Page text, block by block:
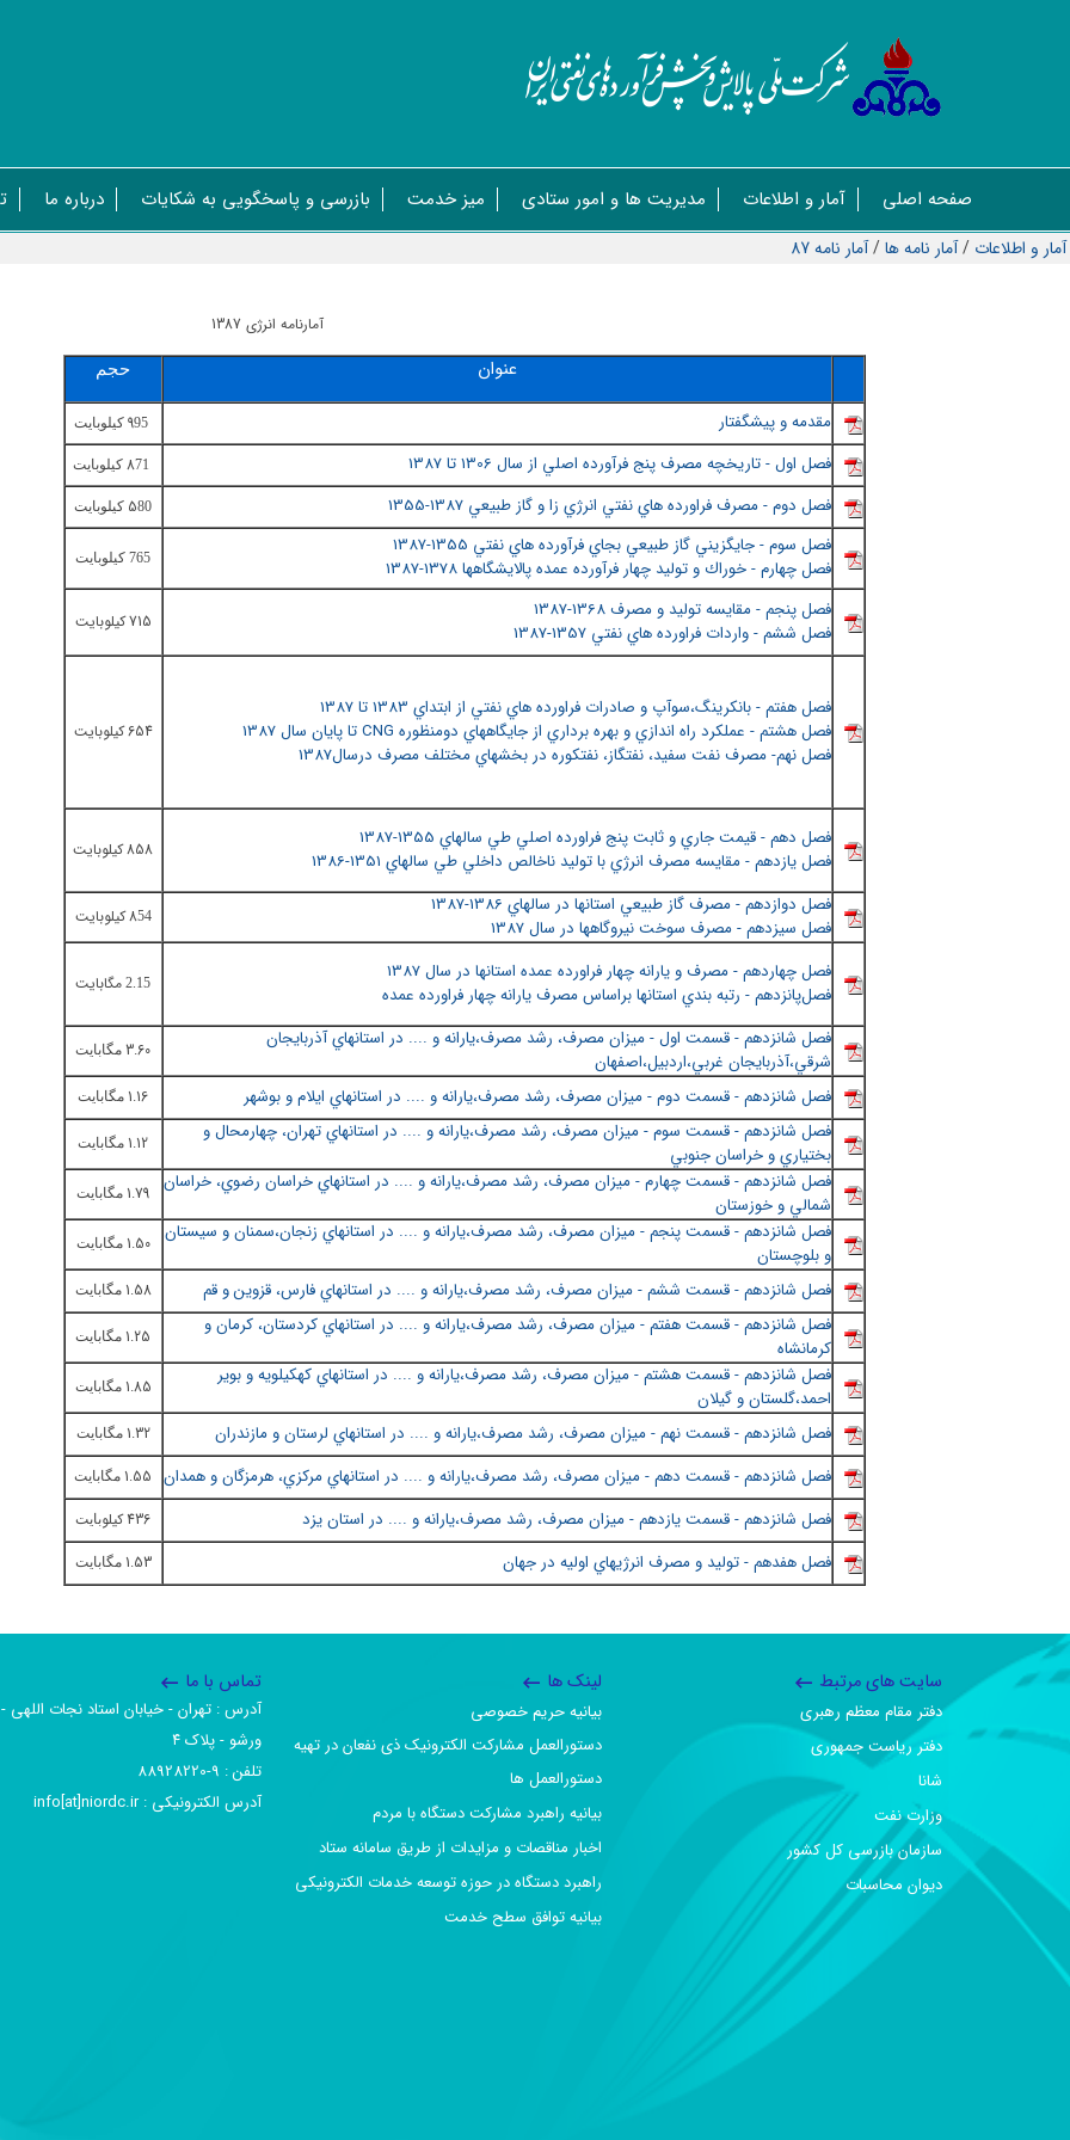
صفحه اصلی آمار و اطلاعات مدیریت ها و امور ستادی میز خدمت بازرسی و پاسخگویی به شکایات درباره ما
آمار و اطلاعات /آمار نامه ها/آمار نامه 87
آمارنامه انرژی 1387
عنوان حجم
مقدمه و پيشگفتار 995 کيلوبايت
فصل اول - تاريخچه مصرف پنج فرآورده اصلي از سال 1306 تا 1387 871 کيلوبايت
فصل دوم - مصرف فراورده هاي نفتي انرژي زا و گاز طبيعي 1387-1355 580 کيلوبايت
فصل سوم - جايگزيني گاز طبيعي بجاي فرآورده هاي نفتي 1355-1387
فصل چهارم - خوراك و توليد چهار فرآورده عمده پالايشگاهها 1378-1387
765 کيلوبايت
فصل پنجم - مقايسه توليد و مصرف 1368-1387
فصل ششم - واردات فراورده هاي نفتي 1357-1387
715کیلوبایت
فصل هفتم - بانكرينگ،سوآپ و صادرات فراورده هاي نفتي از ابتداي 1383 تا 1387
فصل هشتم - عملكرد راه اندازي و بهره برداري از جايگاههاي دومنظوره CNG تا پايان سال 1387
فصل نهم- مصرف نفت سفيد، نفتگاز، نفتكوره در بخشهاي مختلف مصرف درسال1387
654کیلوبایت
فصل دهم - قيمت جاري و ثابت پنج فراورده اصلي طي سالهاي 1355-1387
فصل يازدهم - مقايسه مصرف انرژي با توليد ناخالص داخلي طي سالهاي 1351-1386
858کیلوبایت
فصل دوازدهم - مصرف گاز طبيعي استانها در سالهاي 1386-1387
فصل سيزدهم - مصرف سوخت نيروگاهها در سال 1387
854 کیلوبایت
فصل چهاردهم - مصرف و يارانه چهار فراورده عمده استانها در سال 1387
فصل‌پانزدهم - رتبه بندي استانها براساس مصرف يارانه چهار فراورده عمده
2.15 مگابایت
فصل شانزدهم - قسمت اول - ميزان مصرف، رشد مصرف،يارانه و .... در استانهاي آذربايجان
شرقي،آذربايجان غربي،اردبيل،اصفهان
3.60 مگابایت
فصل شانزدهم - قسمت دوم - ميزان مصرف، رشد مصرف،يارانه و .... در استانهاي ايلام و بوشهر 1.16 مگابایت
فصل شانزدهم - قسمت سوم - ميزان مصرف، رشد مصرف،يارانه و .... در استانهاي تهران، چهارمحال و
بختياري و خراسان جنوبي
1.12 مگابایت
فصل شانزدهم - قسمت چهارم - ميزان مصرف، رشد مصرف،يارانه و .... در استانهاي خراسان رضوي، خراسان
شمالي و خوزستان
1.79 مگابایت
فصل شانزدهم - قسمت پنجم - ميزان مصرف، رشد مصرف،يارانه و .... در استانهاي زنجان،سمنان و سيستان
و بلوچستان
1.50 مگابایت
فصل شانزدهم - قسمت ششم - ميزان مصرف، رشد مصرف،يارانه و .... در استانهاي فارس، قزوين و قم 1.58 مگابایت
فصل شانزدهم - قسمت هفتم - ميزان مصرف، رشد مصرف،يارانه و .... در استانهاي كردستان، كرمان و
كرمانشاه
1.25 مگابایت
فصل شانزدهم - قسمت هشتم - ميزان مصرف، رشد مصرف،يارانه و .... در استانهاي كهكيلويه و بوير
احمد،گلستان و گيلان
1.85 مگابایت
فصل شانزدهم - قسمت نهم - ميزان مصرف، رشد مصرف،يارانه و .... در استانهاي لرستان و مازندران 1.32 مگابایت
فصل شانزدهم - قسمت دهم - ميزان مصرف، رشد مصرف،يارانه و .... در استانهاي مركزي، هرمزگان و همدان 1.55 مگابایت
فصل شانزدهم - قسمت يازدهم - ميزان مصرف، رشد مصرف،يارانه و .... در استان يزد 436 كيلوبایت
فصل هفدهم - توليد و مصرف انرژيهاي اوليه در جهان 1.53 مگابایت
سایت های مرتبط
دفتر مقام معظم رهبری
دفتر ریاست جمهوری
شانا
وزارت نفت
سازمان بازرسی کل کشور
دیوان محاسبات
لینک ها
بیانیه حریم خصوصی
دستورالعمل مشارکت الکترونیک ذی نفعان در تهیه
دستورالعمل ها
بیانیه راهبرد مشارکت دستگاه با مردم
اخبار مناقصات و مزایدات از طریق سامانه ستاد
راهبرد دستگاه در حوزه توسعه خدمات الکترونیکی
بیانیه توافق سطح خدمت
تماس با ما
آدرس :‌ تهران - خیابان استاد نجات اللهی -
ورشو - پلاک ۴
تلفن :‌ 9-88928220
آدرس الکترونیکی :‌ info[at]niordc.ir